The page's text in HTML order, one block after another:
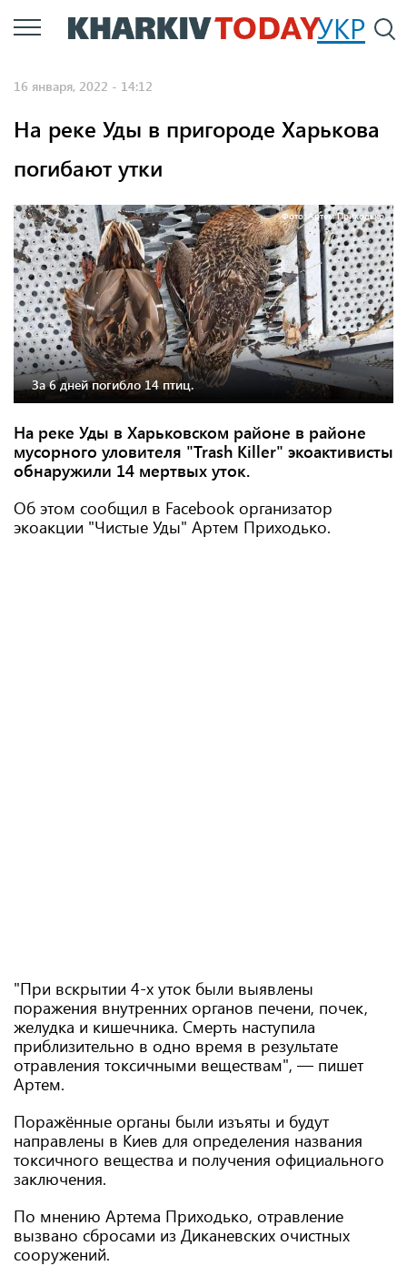
Перейти
к
УКР
16 января, 2022 - 14:12
На реке Уды в пригороде Харькова
погибают утки
Фото: Артем Приходько
За 6 дней погибло 14 птиц.
На реке Уды в Харьковском районе в районе
мусорного уловителя "Trash Killer" экоактивисты
обнаружили 14 мертвых уток.
Об этом сообщил в Facebook организатор
экоакции "Чистые Уды" Артем Приходько.
"При вскрытии 4-х уток были выявлены
поражения внутренних органов печени, почек,
желудка и кишечника. Смерть наступила
приблизительно в одно время в результате
отравления токсичными веществам", — пишет
Артем.
Поражённые органы были изъяты и будут
направлены в Киев для определения названия
токсичного вещества и получения официального
заключения.
По мнению Артема Приходько, отравление
вызвано сбросами из Диканевских очистных
сооружений.